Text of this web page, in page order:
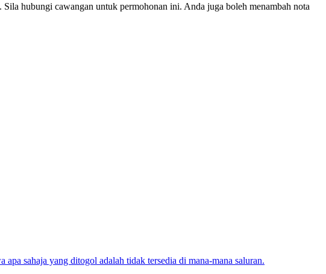
hubungi cawangan untuk permohonan ini. Anda juga boleh menambah nota
sahaja yang ditogol adalah tidak tersedia di mana-mana saluran.